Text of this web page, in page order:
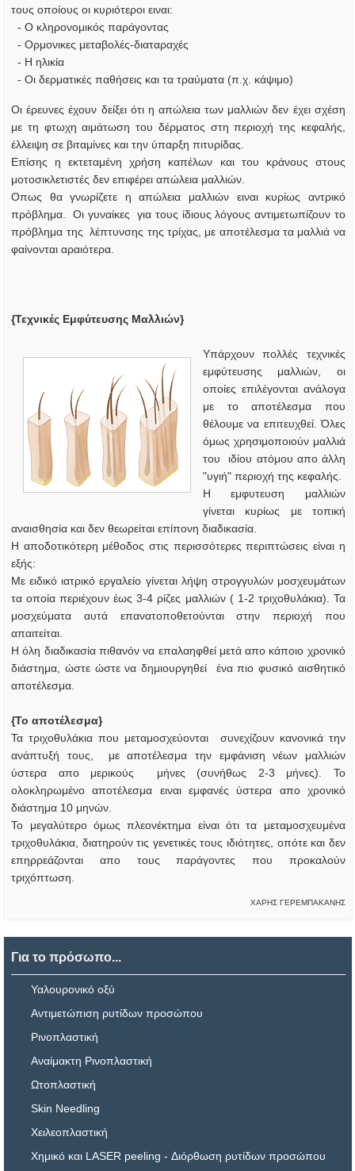
τους οποίους οι κυριότεροι ειναι:
- Ο κληρονομικός παράγοντας
- Ορμονικες μεταβολές-διαταραχές
- Η ηλικία
- Οι δερματικές παθήσεις και τα τραύματα (π.χ. κάψιμο)
Οι έρευνες έχουν δείξει ότι η απώλεια των μαλλιών δεν έχει σχέση
με τη φτωχη αιμάτωση του δέρματος στη περιοχή της κεφαλής,
έλλειψη σε βιταμίνες και την ύπαρξη πιτυρίδας.
Επίσης η εκτεταμένη χρήση καπέλων και του κράνους στους
μοτοσικλετιστές δεν επιφέρει απώλεια μαλλιών.
Οπως θα γνωρίζετε η απώλεια μαλλιών ειναι κυρίως αντρικό
πρόβλημα. Οι γυναίκες για τους ίδιους λόγους αντιμετωπίζουν το
πρόβλημα της λέπτυνσης της τρίχας, με αποτέλεσμα τα μαλλιά να
φαίνονται αραιότερα.
{Τεχνικές Εμφύτευσης Μαλλιών}
Υπάρχουν πολλές τεχνικές
εμφύτευσης μαλλιών, οι
οποίες επιλέγονται ανάλογα
με το αποτέλεσμα που
θέλουμε να επιτευχθεί. Όλες
όμως χρησιμοποιούν μαλλιά
του ιδίου ατόμου απο άλλη
"υγιή" περιοχή της κεφαλής.
Η εμφυτευση μαλλιών
γίνεται κυρίως με τοπική
αναισθησία και δεν θεωρείται επίπονη διαδικασία.
Η αποδοτικότερη μέθοδος στις περισσότερες περιπτώσεις είναι η
εξής:
Με ειδικό ιατρικό εργαλείο γίνεται λήψη στρογγυλών μοσχευμάτων
τα οποία περιέχουν έως 3-4 ρίζες μαλλιών ( 1-2 τριχοθυλάκια). Τα
μοσχεύματα αυτά επανατοποθετούνται στην περιοχή που
απαιτείται.
Η όλη διαδικασία πιθανόν να επαλαηφθεί μετά απο κάποιο χρονικό
διάστημα, ώστε ώστε να δημιουργηθεί ένα πιο φυσικό αισθητικό
αποτέλεσμα.
{Το αποτέλεσμα}
Τα τριχοθυλάκια που μεταμοσχεύονται συνεχίζουν κανονικά την
ανάπτυξή τους, με αποτέλεσμα την εμφάνιση νέων μαλλιών
ύστερα απο μερικούς μήνες (συνήθως 2-3 μήνες). Το
ολοκληρωμένο αποτέλεσμα ειναι εμφανές ύστερα απο χρονικό
διάστημα 10 μηνών.
Το μεγαλύτερο όμως πλεονέκτημα είναι ότι τα μεταμοσχευμένα
τριχοθυλάκια, διατηρούν τις γενετικές τους ιδιότητες, οπότε και δεν
επηρρεάζονται απο τους παράγοντες που προκαλούν
τριχόπτωση.
ΧΑΡΗΣ ΓΕΡΕΜΠΑΚΑΝΗΣ
Για το πρόσωπο...
Υαλουρονικό οξύ
Αντιμετώπιση ρυτίδων προσώπου
Ρινοπλαστική
Αναίμακτη Ρινοπλαστική
Ωτοπλαστική
Skin Needling
Χειλεοπλαστική
Χημικό και LASER peeling - Διόρθωση ρυτίδων προσώπου